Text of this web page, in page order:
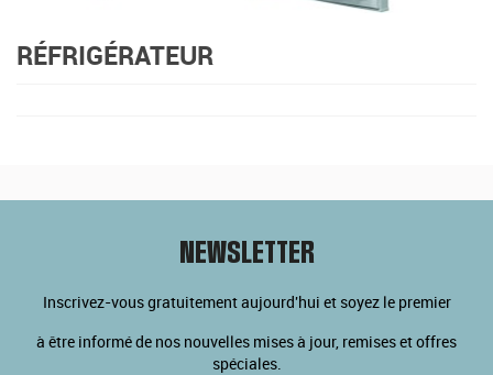
RÉFRIGÉRATEUR
NEWSLETTER
Inscrivez-vous gratuitement aujourd'hui et soyez le premier
à être informé de nos nouvelles mises à jour, remises et offres
spéciales.